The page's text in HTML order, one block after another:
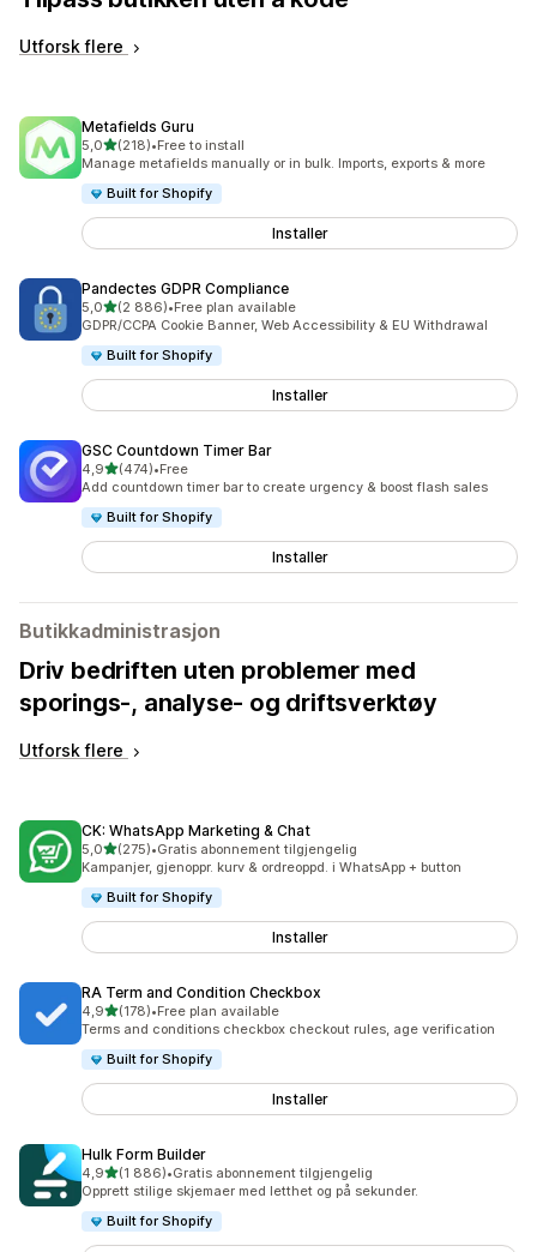
Utforsk flere
Metafields Guru
5,0av 5 stjerner
(218)
Totalt 218 omtaler
•Free to install
Manage metafields manually or in bulk. Imports, exports & more
Built for Shopify
Installer
Pandectes GDPR Compliance
5,0av 5 stjerner
(2 886)
Totalt 2886 omtaler
•Free plan available
GDPR/CCPA Cookie Banner, Web Accessibility & EU Withdrawal
Built for Shopify
Installer
GSC Countdown Timer Bar
4,9av 5 stjerner
(474)
Totalt 474 omtaler
•Free
Add countdown timer bar to create urgency & boost flash sales
Built for Shopify
Installer
Butikkadministrasjon
Driv bedriften uten problemer med
sporings-, analyse- og driftsverktøy
Utforsk flere
CK: WhatsApp Marketing & Chat
5,0av 5 stjerner
(275)
Totalt 275 omtaler
•Gratis abonnement tilgjengelig
Kampanjer, gjenoppr. kurv & ordreoppd. i WhatsApp + button
Built for Shopify
Installer
RA Term and Condition Checkbox
4,9av 5 stjerner
(178)
Totalt 178 omtaler
•Free plan available
Terms and conditions checkbox checkout rules, age verification
Built for Shopify
Installer
Hulk Form Builder
4,9av 5 stjerner
(1 886)
Totalt 1886 omtaler
•Gratis abonnement tilgjengelig
Opprett stilige skjemaer med letthet og på sekunder.
Built for Shopify